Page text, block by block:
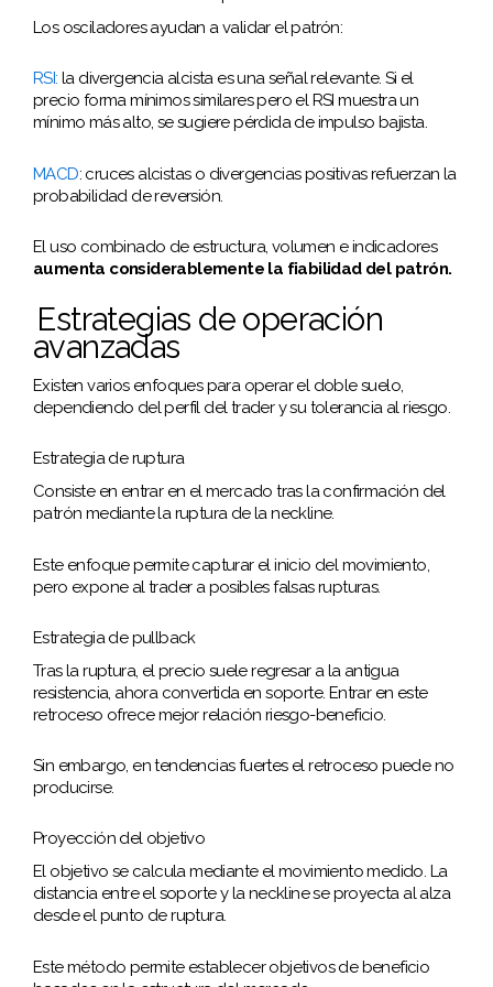
Los osciladores ayudan a validar el patrón:
RSI: la divergencia alcista es una señal relevante. Si el
precio forma mínimos similares pero el RSI muestra un
mínimo más alto, se sugiere pérdida de impulso bajista.
MACD: cruces alcistas o divergencias positivas refuerzan la
probabilidad de reversión.
El uso combinado de estructura, volumen e indicadores
aumenta considerablemente la fiabilidad del patrón.
Estrategias de operación
avanzadas
Existen varios enfoques para operar el doble suelo,
dependiendo del perfil del trader y su tolerancia al riesgo.
Estrategia de ruptura
Consiste en entrar en el mercado tras la confirmación del
patrón mediante la ruptura de la neckline.
Este enfoque permite capturar el inicio del movimiento,
pero expone al trader a posibles falsas rupturas.
Estrategia de pullback
Tras la ruptura, el precio suele regresar a la antigua
resistencia, ahora convertida en soporte. Entrar en este
retroceso ofrece mejor relación riesgo-beneficio.
Sin embargo, en tendencias fuertes el retroceso puede no
producirse.
Proyección del objetivo
El objetivo se calcula mediante el movimiento medido. La
distancia entre el soporte y la neckline se proyecta al alza
desde el punto de ruptura.
Este método permite establecer objetivos de beneficio